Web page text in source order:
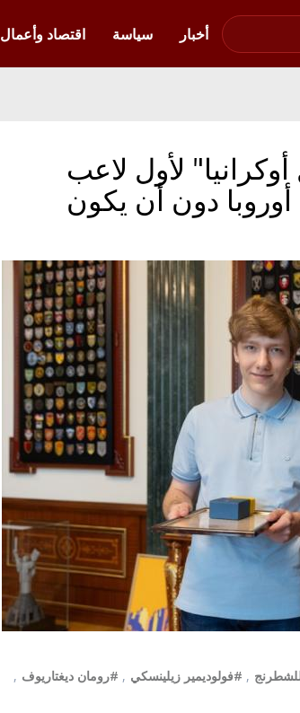
أخبار
سياسة اقتصاد وأعمال
لأول لاعب
دون أن يكون
للشطرنج , #فولوديمير زيلينسكي , #رومان ديغتاريوف ,